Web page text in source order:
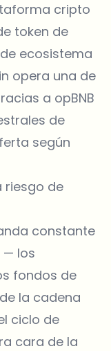
cripto
token de
ecosistema
opera una de
a opBNB
de
según
riesgo de
constante
— los
fondos de
la cadena
ciclo de
cara de la